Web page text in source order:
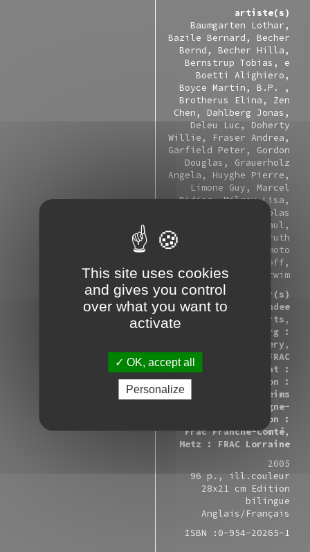
artiste(s)
Baumgarten Lothar
Bazile Bernard
Becher
Bernd
Becher Hilla
Bernstrup Tobias
e
Boetti Alighiero
Boyce Martin
B.P.
Brotherus Elina
Zen
Chen
Dahlberg Jonas
Deleu Luc
Doherty
Willie
Fraser Andrea
Garfield Peter
Gordon
Douglas
Grauerholz
Angela
Huyghe Pierre
Limone Guy
Marcel
Didier
Milroy Lisa
Nicolas
Pouvreau Paul
Struth
Sugimoto
Wall Jeff
Wurm Erwim
editeur(s)
Dundee : Dundee
Contemporary Arts
Edimbourg :
Fruitmarket Gallery
Associations des FRAC
Grand Est : Sélestat :
FRAC Alsace
Dijon :
FRAC Bourgogne
Reims
: FRAC Champagne-
Besançon :
Frac Franche-Comté
Metz : FRAC Lorraine
2005
96 p., ill.couleur
28x21 cm Edition
bilingue
Anglais/Français
ISBN : 0-954-20265-1
This site uses cookies
and gives you control
over what you want to
activate
OK, accept all
Personalize